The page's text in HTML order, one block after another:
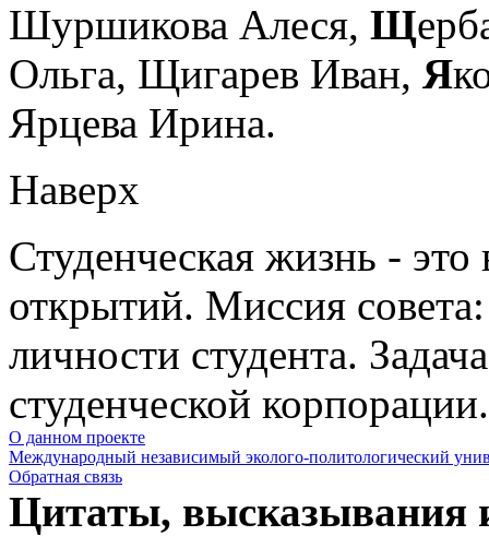
Шуршикова Алеся, Щ
Ольга, Щигарев Иван, Я
Ярцева Ирина.
Наверх
Студенческая жизнь -
открытий. Миссия
личности студента.
студенческой корпорации.
О данном проекте
Международный независимый эколого-политологический
Обратная связь
Цитаты, высказывания